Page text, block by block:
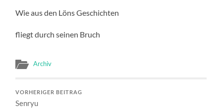
Wie aus den Löns Geschichten
fliegt durch seinen Bruch
Archiv
VORHERIGER BEITRAG
Senryu